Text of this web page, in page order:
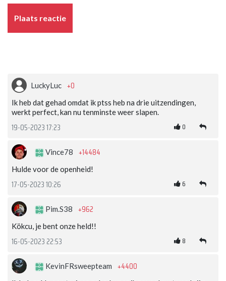
Plaats reactie
LuckyLuc +0
Ik heb dat gehad omdat ik ptss heb na drie uitzendingen,
werkt perfect, kan nu tenminste weer slapen.
19-05-2023 17:23 0
Vince78 +14484
Hulde voor de openheid!
17-05-2023 10:26 6
Pim.S38 +962
Kökcu, je bent onze held!!
16-05-2023 22:53 8
KevinFRsweepteam +4400